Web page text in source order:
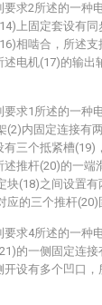
要求2所述的一种
上固定套设有
相啮合，所述
述电机(17)的输出
要求1所述的一种
(2)内固定连接有
有三个抵紧槽(19)
述推杆(20)的一端
块(18)之间设置
应的三个推杆(20)
要求4所述的一种
的一侧固定连
开设有多个凹口